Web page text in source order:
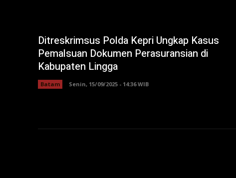
Ditreskrimsus Polda Kepri Ungkap Kasus
Pemalsuan Dokumen Perasuransian di
Kabupaten Lingga
Batam Senin, 15/09/2025 - 14:36 WIB